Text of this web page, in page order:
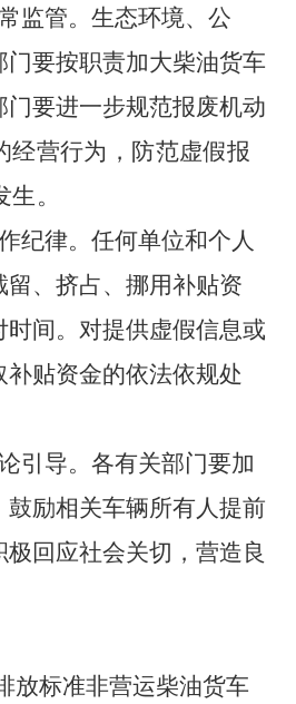
监管。 生态环境、公
门要按职责加大柴油货车
门要进一步规范报废机动
经营行为，防范虚假报
。
纪律。 任何单位和个人
、挤占、挪用补贴资
间。对提供虚假信息或
贴资金的依法依规处
引导。 各有关部门要加
励相关车辆所有人提前
回应社会关切，营造良
放标准非营运柴油货车